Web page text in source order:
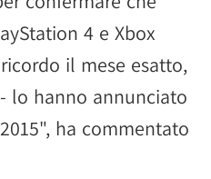
4 e Xbox
il mese esatto,
lo hanno annunciato
ha commentato